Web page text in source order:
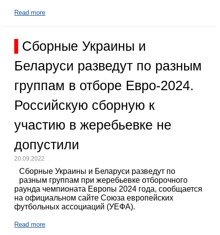
Read more
Сборные Украины и
Беларуси разведут по разным
группам в отборе Евро-2024.
Российскую сборную к
участию в жеребьевке не
допустили
20.09.2022
Сборные Украины и Беларуси разведут по
разным группам при жеребьевке отборочного
раунда чемпионата Европы 2024 года, сообщается
на официальном сайте Союза европейских
футбольных ассоциаций (УЕФА).
Read more